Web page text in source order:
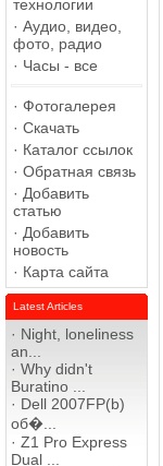
технологии
· Аудио, видео,
фото, радио
· Часы - все
· Фотогалерея
· Скачать
· Каталог ссылок
· Обратная связь
· Добавить
статью
· Добавить
новость
· Карта сайта
Latest Articles
· Night, loneliness
an...
· Why didn't
Buratino ...
· Dell 2007FP(b)
об�...
· Z1 Pro Express
Dual ...